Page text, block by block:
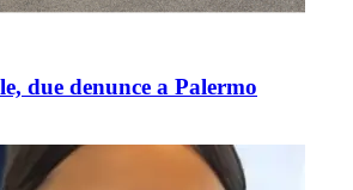
due denunce a Palermo